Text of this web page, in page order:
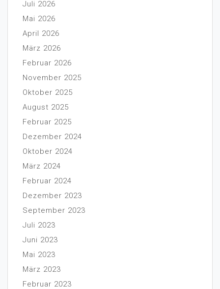
Juli 2026
Mai 2026
April 2026
März 2026
Februar 2026
November 2025
Oktober 2025
August 2025
Februar 2025
Dezember 2024
Oktober 2024
März 2024
Februar 2024
Dezember 2023
September 2023
Juli 2023
Juni 2023
Mai 2023
März 2023
Februar 2023